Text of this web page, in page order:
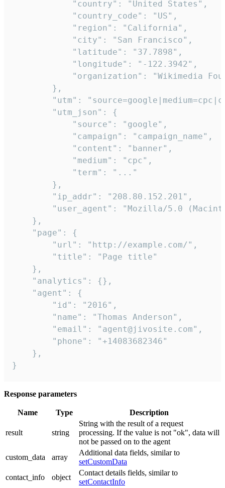
            "country": "United States",
            "country_code": "US",
            "region": "California",
            "city": "San Francisco",
            "latitude": "37.7898",
            "longitude": "-122.3942",
"organization": "Wikimedia
        },
"utm":
        "utm_json": {
            "source": "google",
            "campaign": "campaign_name",
            "content": "banner",
            "medium": "cpc",
            "term": "..."
        },
        "ip_addr": "208.80.152.201",
"user_agent": "Mozilla/5.0
    },
    "page": {
        "url": "http://example.com/",
        "title": "Page title"
    },
    "analytics": {},
    "agent": {
        "id": "2016",
        "name": "Thomas Anderson",
        "email": "agent@jivosite.com",
        "phone": "+14083682346"
    },
}
Response parameters
Name Type Description
result string
String with the result of a request
processing. If the value is not "ok", data will
not be passed on to the agent
custom_data
array
Additional data fields, similar to
setCustomData
contact_info
object
Contact details fields, similar to
setContactInfo